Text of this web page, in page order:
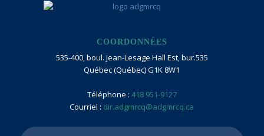
COORDONNÉES
535-400, boul. Jean-Lesage Hall Est, bur.535
Québec (Québec) G1K 8W1
Téléphone : 418 951-9127
Courriel : dir.adgmrcq@adgmrcq.ca